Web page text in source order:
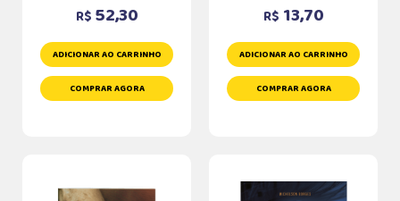
R$ 52,30
ADICIONAR AO CARRINHO
COMPRAR AGORA
R$ 13,70
ADICIONAR AO CARRINHO
COMPRAR AGORA